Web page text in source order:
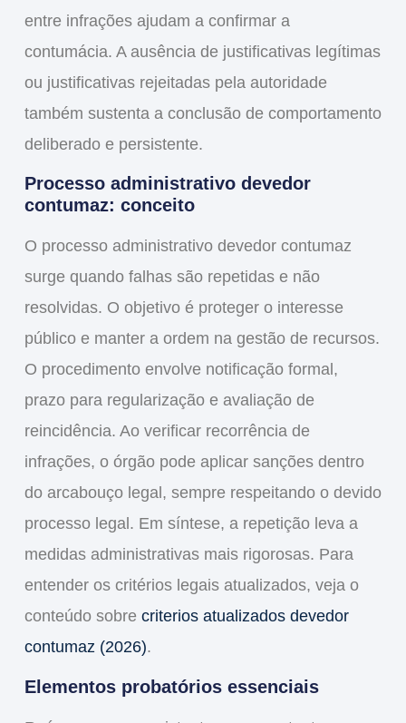
entre infrações ajudam a confirmar a
contumácia. A ausência de justificativas legítimas
ou justificativas rejeitadas pela autoridade
também sustenta a conclusão de comportamento
deliberado e persistente.
Processo administrativo devedor
contumaz: conceito
O processo administrativo devedor contumaz
surge quando falhas são repetidas e não
resolvidas. O objetivo é proteger o interesse
público e manter a ordem na gestão de recursos.
O procedimento envolve notificação formal,
prazo para regularização e avaliação de
reincidência. Ao verificar recorrência de
infrações, o órgão pode aplicar sanções dentro
do arcabouço legal, sempre respeitando o devido
processo legal. Em síntese, a repetição leva a
medidas administrativas mais rigorosas. Para
entender os critérios legais atualizados, veja o
conteúdo sobre criterios atualizados devedor
contumaz (2026).
Elementos probatórios essenciais